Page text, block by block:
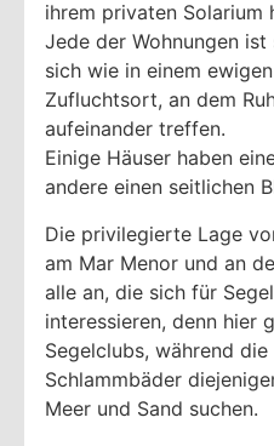
ihrem privaten Solarium
Jede der Wohnungen
sich wie in einem
Zufluchtsort, an dem
aufeinander treffen.
Einige Häuser haben
andere einen seitlichen
Die privilegierte Lage
am Mar Menor und an
alle an, die sich für
interessieren, denn hier
Segelclubs, während
Schlammbäder
Meer und Sand suchen.